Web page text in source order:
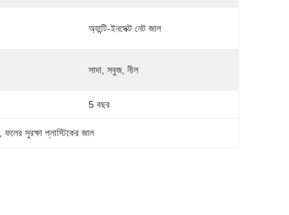
অ্যান্টি-ইনসেক্ট নেট জাল
সাদা, সবুজ, নীল
5 বছর
, ফলের সুরক্ষা প্লাস্টিকের জাল